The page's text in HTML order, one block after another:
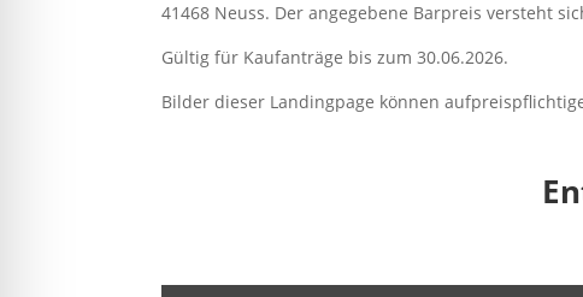
41468 Neuss. Der angegebene Barpreis versteht
Gültig für Kaufanträge bis zum 30.06.2026.
Bilder dieser Landingpage können